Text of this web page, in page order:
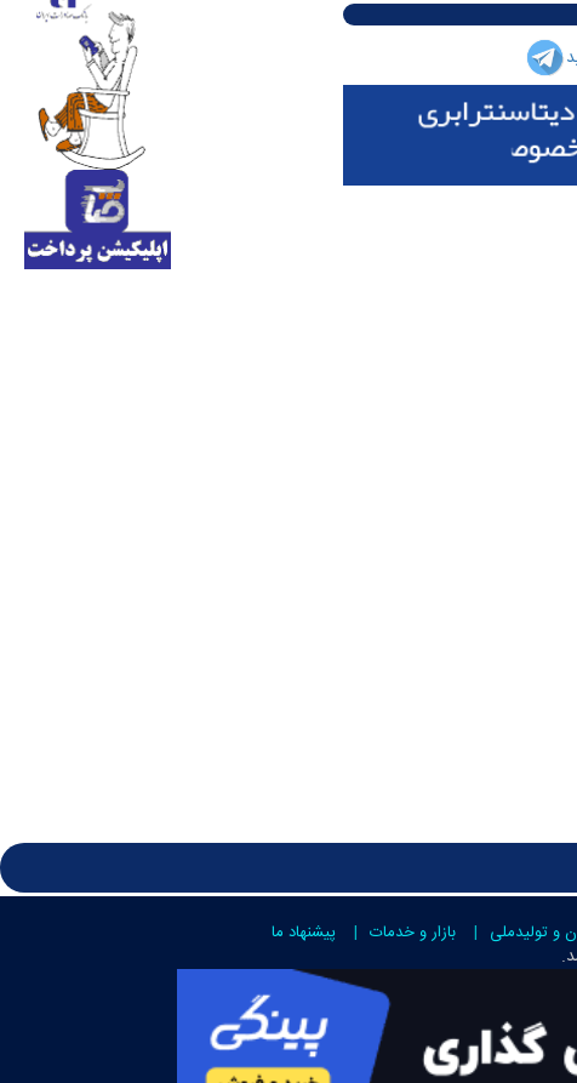
و تولیدملی بازار و خدمات پیشنهاد ما